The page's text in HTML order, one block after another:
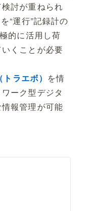
討が重ねられ
“運行”記録計の
的に活用し荷
くことが必要
ラエボ） を情
ーク型デジタ
報管理が可能